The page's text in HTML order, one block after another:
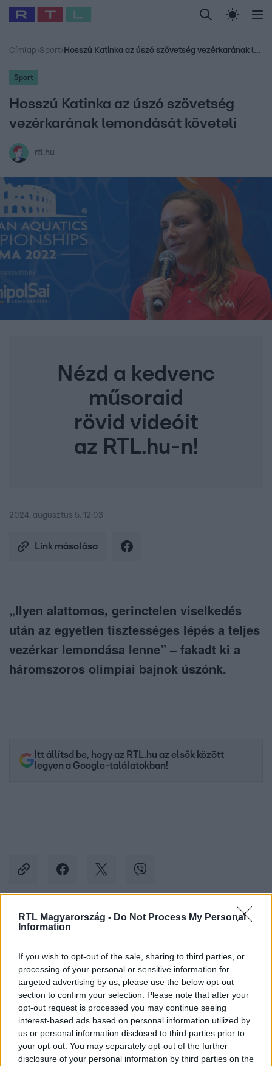
RTL Magyarország - Do Not Process My Personal
Information
If you wish to opt-out of the sale, sharing to third parties, or
processing of your personal or sensitive information for
targeted advertising by us, please use the below opt-out
section to confirm your selection. Please note that after your
opt-out request is processed you may continue seeing
interest-based ads based on personal information utilized by
us or personal information disclosed to third parties prior to
your opt-out. You may separately opt-out of the further
disclosure of your personal information by third parties on the
Legfrissebb RTL Híradó Randi Celeb vagyok,
Babits Marcella Most Wanted Gallusz
Címlap›Sport› Hosszú Katinka az úszó szövetség vezérkarának lemondását követeli
Sport
Hosszú Katinka az úszó szövetség
vezérkarának lemondását követeli
rtl.hu
Nézd a kedvenc
műsoraid
rövid videóit
az RTL.hu-n!
2024. augusztus 5. 12:03
Link másolása
„Ilyen alattomos, gerinctelen viselkedés
után az egyetlen tisztességes lépés a teljes
vezérkar lemondása lenne” – fakadt ki a
háromszoros olimpiai bajnok úszónk.
Itt állítsd be, hogy az RTL.hu az elsők között
legyen a Google-találatokban!
Kövess minket, és értesülj a friss hírekről a
Követem
SPORT # HOSSZÚ KATINKA # MILÁK KRISTÓF